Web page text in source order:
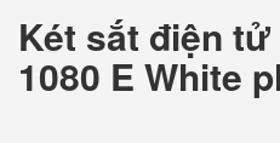
Két sắt điện
1080 E White